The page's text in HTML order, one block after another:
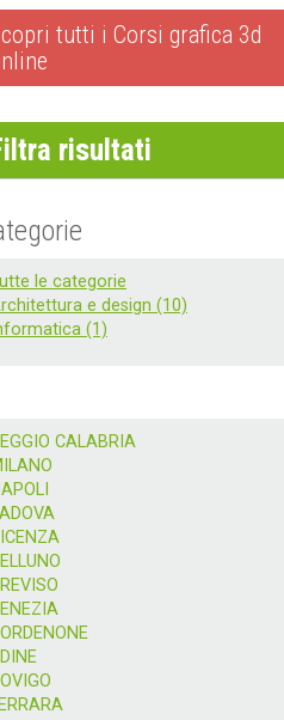
tutti i Corsi grafica 3d
risultati
le categorie
e design (10)
(1)
CALABRIA